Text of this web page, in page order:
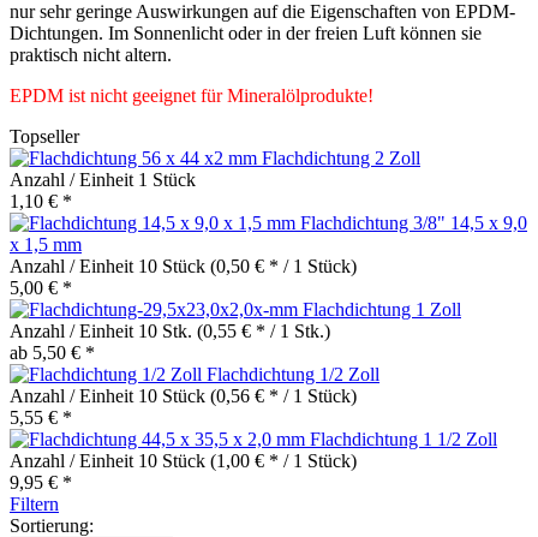
nur sehr geringe Auswirkungen auf die Eigenschaften von EPDM-
Dichtungen. Im Sonnenlicht oder in der freien Luft können sie
praktisch nicht altern.
EPDM ist nicht geeignet für Mineralölprodukte!
Topseller
Flachdichtung 2 Zoll
Anzahl / Einheit 1 Stück
1,10 € *
Flachdichtung 3/8" 14,5 x 9,0
x 1,5 mm
Anzahl / Einheit 10 Stück (0,50 € * / 1 Stück)
5,00 € *
Flachdichtung 1 Zoll
Anzahl / Einheit 10 Stk. (0,55 € * / 1 Stk.)
ab 5,50 € *
Flachdichtung 1/2 Zoll
Anzahl / Einheit 10 Stück (0,56 € * / 1 Stück)
5,55 € *
Flachdichtung 1 1/2 Zoll
Anzahl / Einheit 10 Stück (1,00 € * / 1 Stück)
9,95 € *
Filtern
Sortierung: